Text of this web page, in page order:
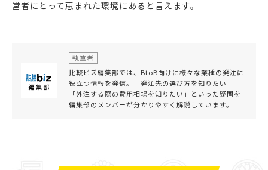
営者にとって恵まれた環境にあると言えます。
執筆者
比較ビズ編集部では、BtoB向けに様々な業種の発注に
役立つ情報を発信。「発注先の選び方を知りたい」
「外注する際の費用相場を知りたい」といった疑問を
編集部のメンバーが分かりやすく解説しています。